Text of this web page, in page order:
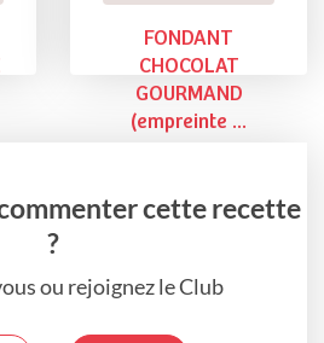
FONDANT
CHOCOLAT
GOURMAND
(empreinte ...
cette recette
?
ou rejoignez le Club